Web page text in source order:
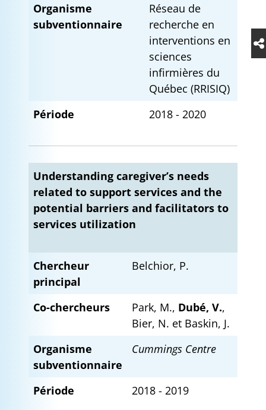
Organisme
subventionnaire
Réseau de
recherche en
interventions en
sciences
infirmières du
Québec (RRISIQ)
Période
2018 - 2020
Understanding caregiver’s needs
related to support services and the
potential barriers and facilitators to
services utilization
Chercheur
principal
Belchior, P.
Co-chercheurs Park, M., Dubé, V.,
Bier, N. et Baskin, J.
Organisme
subventionnaire
Cummings Centre
Période 2018 - 2019